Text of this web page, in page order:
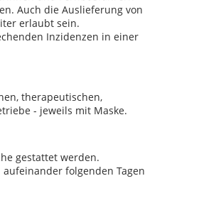
Auch die Auslieferung von
erlaubt sein.
Inzidenzen in einer
therapeutischen,
- jeweils mit Maske.
gestattet werden.
folgenden Tagen